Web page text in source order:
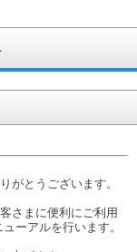
がとうございます。
さまに便利にご利用
ーアルを行います。